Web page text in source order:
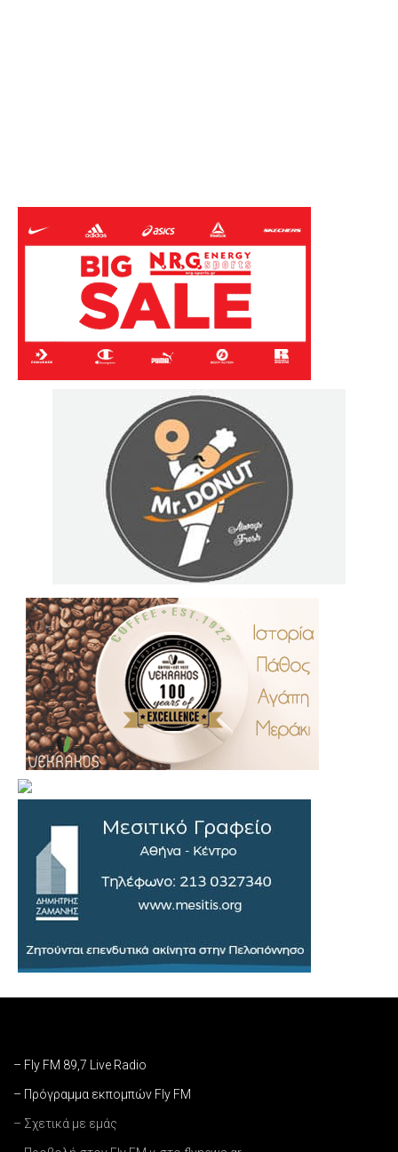
– Fly FM 89,7 Live Radio
– Πρόγραμμα εκπομπών Fly FM
– Σχετικά με εμάς